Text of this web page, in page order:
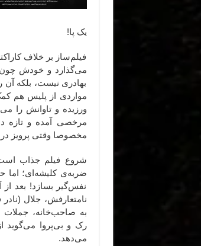
یک پا!
فیلم‌ساز بر خلاف
می‌گذارد و خودش چون
بهادری نیست، بلکه
مواردی از پلیس هم
ورزیده و تاوانش را
مرخصی آمده و تازه
مخصوصا وقتی پرویز
شروع فیلم جذاب
ضربه‌ی کلیشه‌ای؛ اما
نفس‌گیر بسازد! بعد
نامتعارفش، جلال
به صاحب‌خانه، جملات
رک و بی‌پروا می‌گوید
می‌دهد.